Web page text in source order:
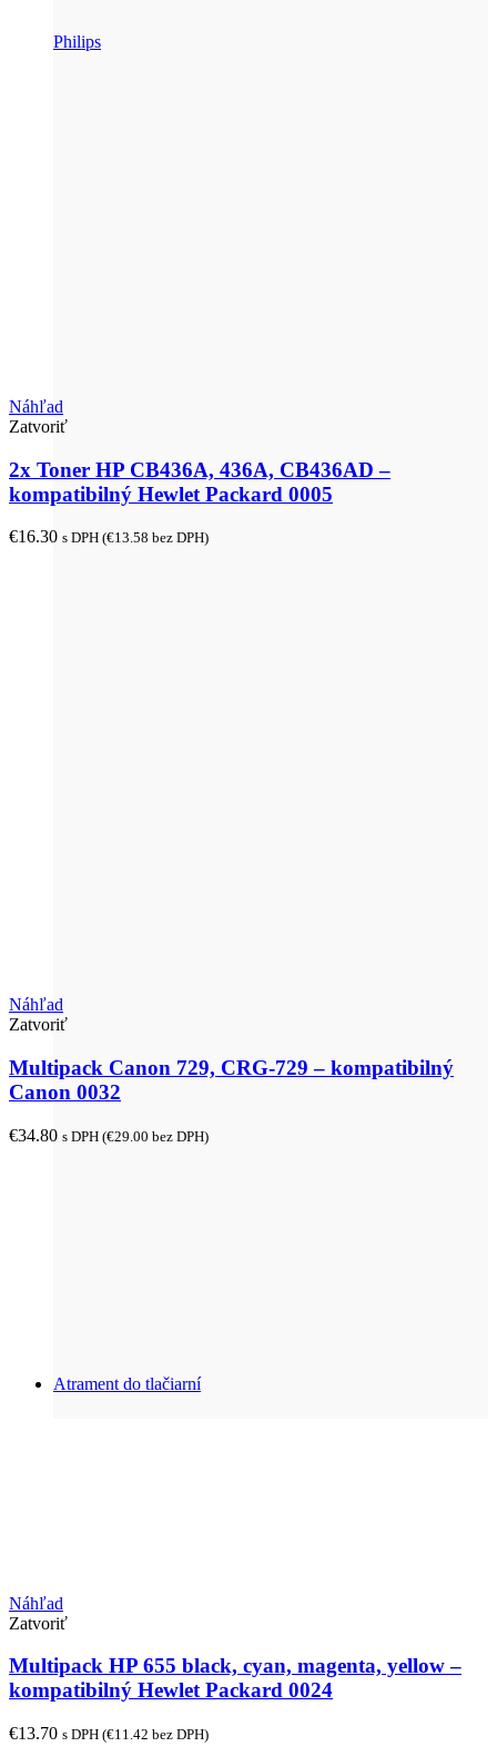
Philips
Atrament do tlačiarní
Náhľad
Zatvoriť
2x Toner HP CB436A, 436A, CB436AD –
kompatibilný Hewlet Packard 0005
€16.30 s DPH (€13.58 bez DPH)
Náhľad
Zatvoriť
Multipack Canon 729, CRG-729 – kompatibilný
Canon 0032
€34.80 s DPH (€29.00 bez DPH)
Náhľad
Zatvoriť
Multipack HP 655 black, cyan, magenta, yellow –
kompatibilný Hewlet Packard 0024
€13.70 s DPH (€11.42 bez DPH)